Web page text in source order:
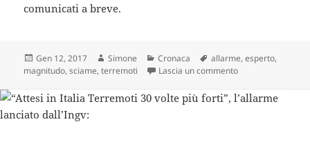
comunicati a breve.
Scritto
il
Gen 12, 2017 Autore
Simone Categorie
Cronaca Tag
allarme,esperto,
magnitudo,sciame,terremoti Lascia un commentosu L’esperto dei